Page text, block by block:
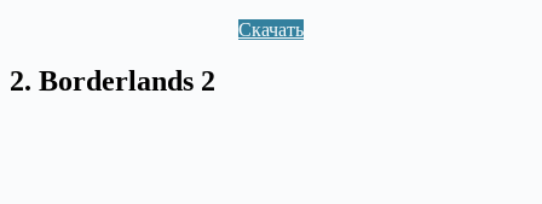
Скачать
2. Borderlands 2